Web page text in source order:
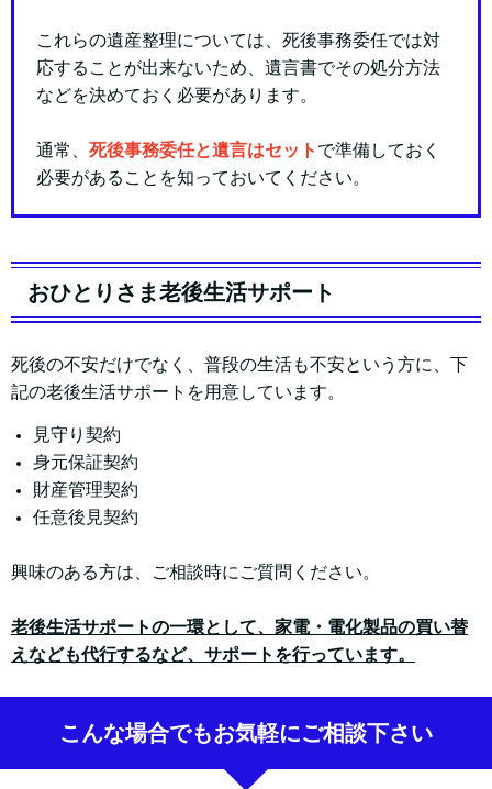
これらの遺産整理については、死後事務委任では対
応することが出来ないため、遺言書でその処分方法
などを決めておく必要があります。
通常、 死後事務委任と遺言はセット で準備しておく
必要があることを知っておいてください。
おひとりさま老後生活サポート
死後の不安だけでなく、普段の生活も不安という方に、下
記の老後生活サポートを用意しています。
見守り契約
身元保証契約
財産管理契約
任意後見契約
興味のある方は、ご相談時にご質問ください。
老後生活サポートの一環として、家電・電化製品の買い替
えなども代行するなど、サポートを行っています。
こんな場合でもお気軽にご相談下さい